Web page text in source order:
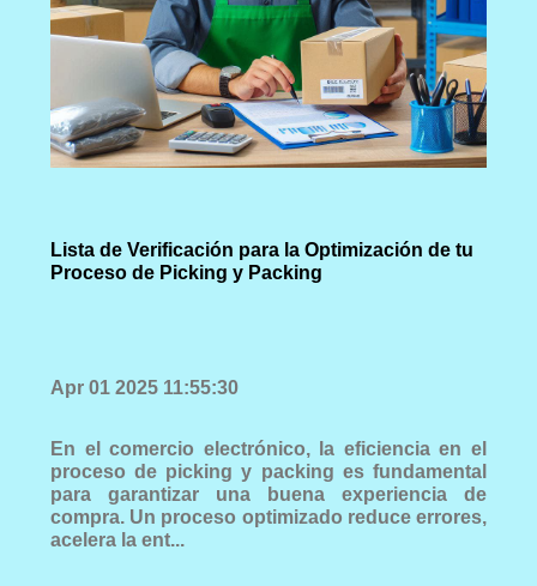
Lista de Verificación para la Optimización de tu
Proceso de Picking y Packing
Apr 01 2025 11:55:30
En el comercio electrónico, la eficiencia en el
proceso de picking y packing es fundamental
para garantizar una buena experiencia de
compra. Un proceso optimizado reduce errores,
acelera la ent...